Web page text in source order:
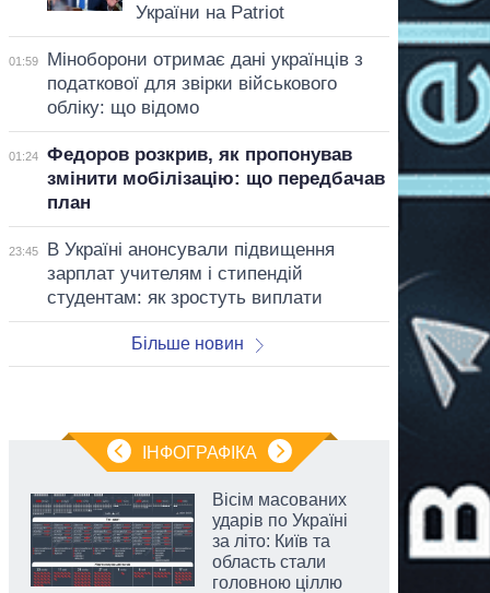
України на Patriot
01:59
Міноборони отримає дані українців з
податкової для звірки військового
обліку: що відомо
01:24
Федоров розкрив, як пропонував
змінити мобілізацію: що передбачав
план
23:45
В Україні анонсували підвищення
зарплат учителям і стипендій
студентам: як зростуть виплати
Більше новин
ІНФОГРАФІКА
Вісім масованих
ударів по Україні
за літо: Київ та
область стали
головною ціллю